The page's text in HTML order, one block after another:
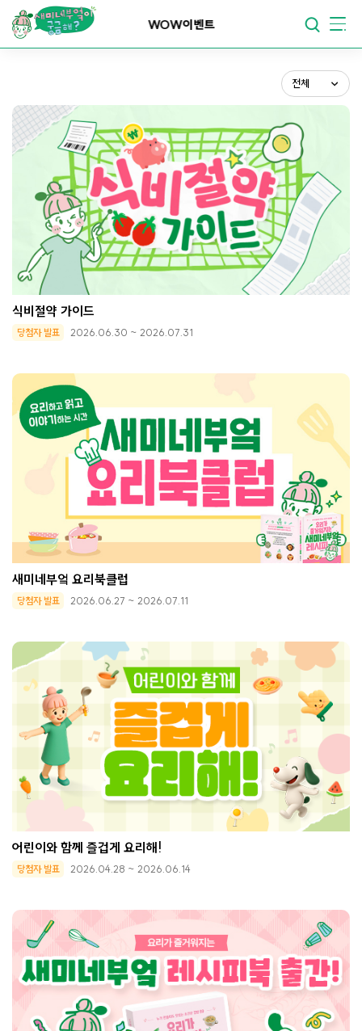
맛있어지는부엌
요리가쉬워지는
이벤트
전체
식비절약 가이드
당첨자 발표 2026.06.30 ~ 2026.07.31
새미네부엌 요리북클럽
당첨자 발표 2026.06.27 ~ 2026.07.11
어린이와 함께 즐겁게 요리해!
당첨자 발표 2026.04.28 ~ 2026.06.14